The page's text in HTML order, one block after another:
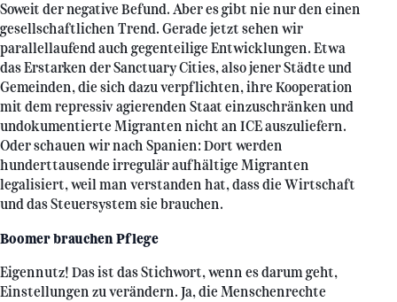
Soweit der negative Befund. Aber es gibt nie nur den einen
gesellschaftlichen Trend. Gerade jetzt sehen wir
parallellaufend auch gegenteilige Entwicklungen. Etwa
das Erstarken der Sanctuary Cities, also jener Städte und
Gemeinden, die sich dazu verpflichten, ihre Kooperation
mit dem repressiv agierenden Staat einzuschränken und
undokumentierte Migranten nicht an ICE auszuliefern.
Oder schauen wir nach Spanien: Dort werden
hunderttausende irregulär aufhältige Migranten
legalisiert, weil man verstanden hat, dass die Wirtschaft
und das Steuersystem sie brauchen.
Boomer brauchen Pflege
Eigennutz! Das ist das Stichwort, wenn es darum geht,
Einstellungen zu verändern. Ja, die Menschenrechte